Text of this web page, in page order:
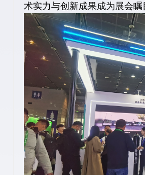
术实力与创新成果成为展会瞩